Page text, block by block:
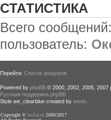
СТАТИСТИКА
Всего сообщений:
пользователь:
Перейти: Список форумов
Powered by phpBB © 2000, 2002, 2005, 2007
Русская поддержка phpBB
Style we_clearblue created by weeb
Copyright © boXer.ru 2000/2017